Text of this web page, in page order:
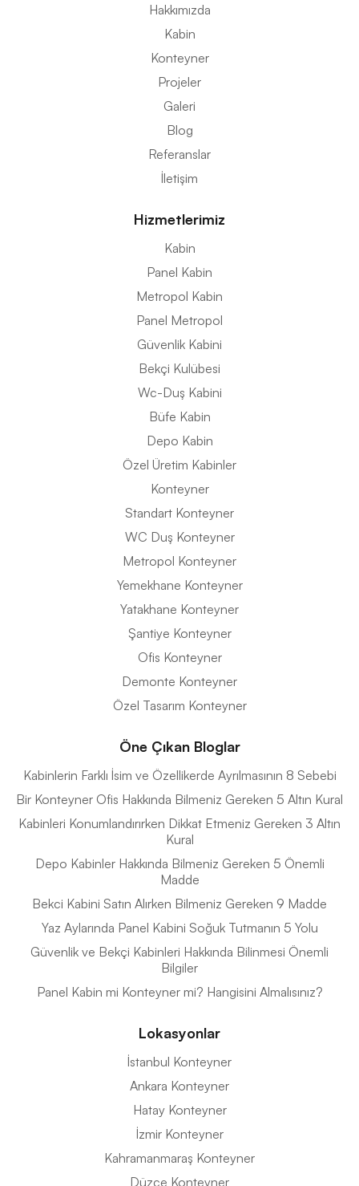
Hakkımızda
Kabin
Konteyner
Projeler
Galeri
Blog
Referanslar
İletişim
Hizmetlerimiz
Kabin
Panel Kabin
Metropol Kabin
Panel Metropol
Güvenlik Kabini
Bekçi Kulübesi
Wc-Duş Kabini
Büfe Kabin
Depo Kabin
Özel Üretim Kabinler
Konteyner
Standart Konteyner
WC Duş Konteyner
Metropol Konteyner
Yemekhane Konteyner
Yatakhane Konteyner
Şantiye Konteyner
Ofis Konteyner
Demonte Konteyner
Özel Tasarım Konteyner
Öne Çıkan Bloglar
Kabinlerin Farklı İsim ve Özellikerde Ayrılmasının 8 Sebebi
Bir Konteyner Ofis Hakkında Bilmeniz Gereken 5 Altın Kural
Kabinleri Konumlandırırken Dikkat Etmeniz Gereken 3 Altın
Kural
Depo Kabinler Hakkında Bilmeniz Gereken 5 Önemli
Madde
Bekci Kabini Satın Alırken Bilmeniz Gereken 9 Madde
Yaz Aylarında Panel Kabini Soğuk Tutmanın 5 Yolu
Güvenlik ve Bekçi Kabinleri Hakkında Bilinmesi Önemli
Bilgiler
Panel Kabin mi Konteyner mi? Hangisini Almalısınız?
Lokasyonlar
İstanbul Konteyner
Ankara Konteyner
Hatay Konteyner
İzmir Konteyner
Kahramanmaraş Konteyner
Düzce Konteyner